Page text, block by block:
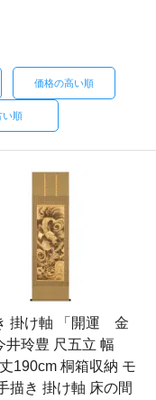
価格の高い順
い順
掛け軸 「開運 金
井玲豊 尺五立 幅
190cm 桐箱収納 モ
描き 掛け軸 床の間